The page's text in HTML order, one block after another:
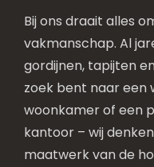
Bij ons draait alles
vakmanschap. Al
gordijnen, tapijten
zoek bent naar een
woonkamer of een
kantoor – wij
maatwerk van de